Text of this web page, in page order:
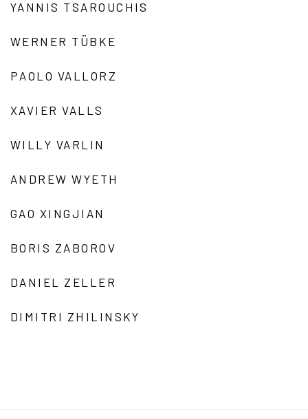
YANNIS TSAROUCHIS
WERNER TÜBKE
PAOLO VALLORZ
XAVIER VALLS
WILLY VARLIN
ANDREW WYETH
GAO XINGJIAN
BORIS ZABOROV
DANIEL ZELLER
DIMITRI ZHILINSKY